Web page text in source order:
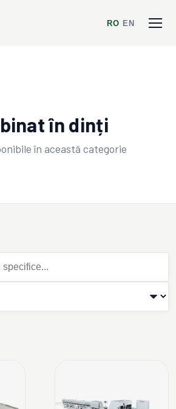
RO EN
în dinți
în această categorie